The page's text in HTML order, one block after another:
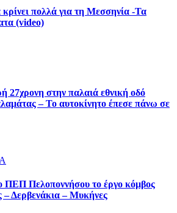
πολλά για τη Μεσσηνία -Τα
(video)
27χρονη στην παλαιά εθνική οδό
– Το αυτοκίνητο έπεσε πάνω σε
ΠΕΠ Πελοποννήσου το έργο κόμβος
– Δερβενάκια – Μυκήνες